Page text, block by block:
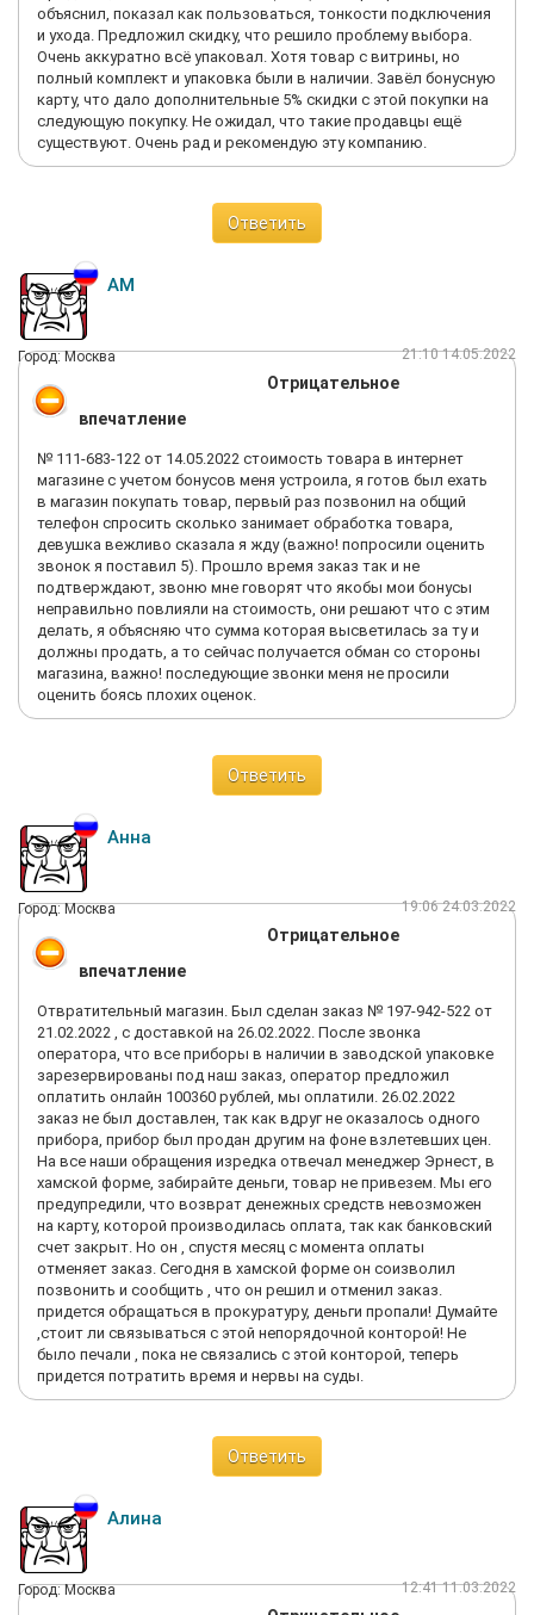
объяснил, показал как пользоваться, тонкости подключения
и ухода. Предложил скидку, что решило проблему выбора.
Очень аккуратно всё упаковал. Хотя товар с витрины, но
полный комплект и упаковка были в наличии. Завёл бонусную
карту, что дало дополнительные 5% скидки с этой покупки на
следующую покупку. Не ожидал, что такие продавцы ещё
существуют. Очень рад и рекомендую эту компанию.
Ответить
АМ
Город: Москва 21:10 14.05.2022
Отрицательное
впечатление
№ 111-683-122 от 14.05.2022 стоимость товара в интернет
магазине с учетом бонусов меня устроила, я готов был ехать
в магазин покупать товар, первый раз позвонил на общий
телефон спросить сколько занимает обработка товара,
девушка вежливо сказала я жду (важно! попросили оценить
звонок я поставил 5). Прошло время заказ так и не
подтверждают, звоню мне говорят что якобы мои бонусы
неправильно повлияли на стоимость, они решают что с этим
делать, я объясняю что сумма которая высветилась за ту и
должны продать, а то сейчас получается обман со стороны
магазина, важно! последующие звонки меня не просили
оценить боясь плохих оценок.
Ответить
Анна
Город: Москва 19:06 24.03.2022
Отрицательное
впечатление
Отвратительный магазин. Был сделан заказ № 197-942-522 от
21.02.2022 , с доставкой на 26.02.2022. После звонка
оператора, что все приборы в наличии в заводской упаковке
зарезервированы под наш заказ, оператор предложил
оплатить онлайн 100360 рублей, мы оплатили. 26.02.2022
заказ не был доставлен, так как вдруг не оказалось одного
прибора, прибор был продан другим на фоне взлетевших цен.
На все наши обращения изредка отвечал менеджер Эрнест, в
хамской форме, забирайте деньги, товар не привезем. Мы его
предупредили, что возврат денежных средств невозможен
на карту, которой производилась оплата, так как банковский
счет закрыт. Но он , спустя месяц с момента оплаты
отменяет заказ. Сегодня в хамской форме он соизволил
позвонить и сообщить , что он решил и отменил заказ.
придется обращаться в прокуратуру, деньги пропали! Думайте
,стоит ли связываться с этой непорядочной конторой! Не
было печали , пока не связались с этой конторой, теперь
придется потратить время и нервы на суды.
Ответить
Алина
Город: Москва 12:41 11.03.2022